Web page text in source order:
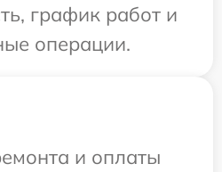
график работ и
операции.
и оплаты